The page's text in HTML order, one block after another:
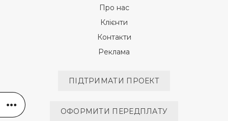
Про нас
Клієнти
Контакти
Реклама
ПІДТРИМАТИ ПРОЕКТ
ОФОРМИТИ ПЕРЕДПЛАТУ